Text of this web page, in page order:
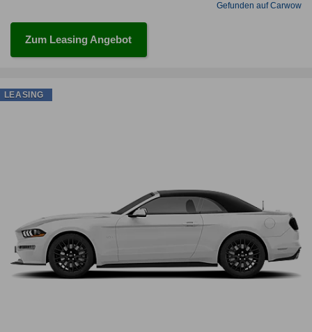
Gefunden auf Carwow
Zum Leasing Angebot
LEASING